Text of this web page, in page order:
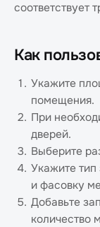
соответствует
Как
Укажите
помещения.
При
дверей.
Выберите
Укажите тип
и фасовку
Добавьте
количество